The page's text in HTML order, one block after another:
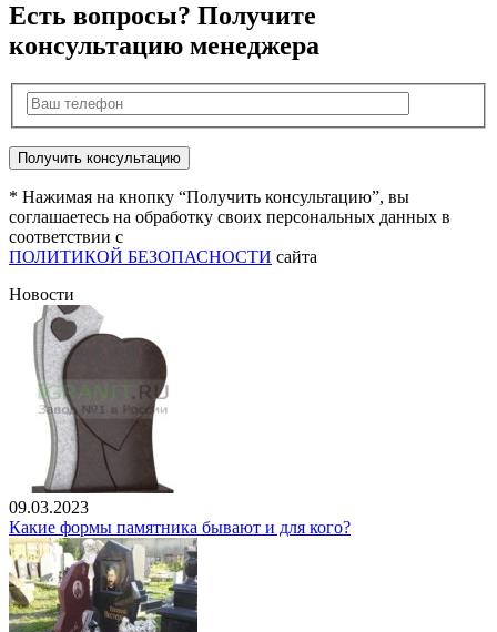
Есть вопросы? Получите
консультацию менеджера
* Нажимая на кнопку “Получить консультацию”, вы
соглашаетесь на обработку своих персональных данных в
соответствии с
ПОЛИТИКОЙ БЕЗОПАСНОСТИ сайта
Новости
09.03.2023
Какие формы памятника бывают и для кого?